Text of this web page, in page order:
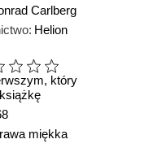
Carlberg
Helion
który
miękka